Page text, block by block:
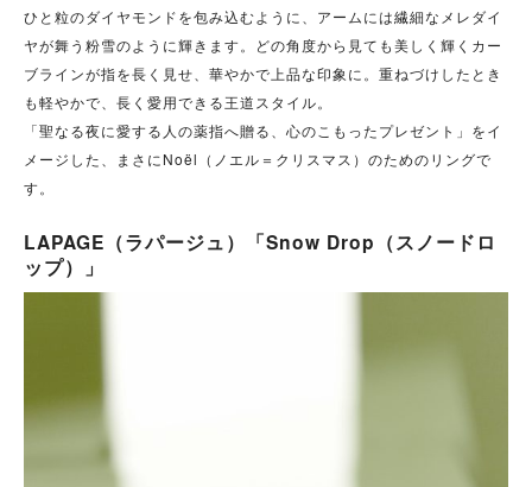
ひと粒のダイヤモンドを包み込むように、アームには繊細なメレダイ
ヤが舞う粉雪のように輝きます。どの角度から見ても美しく輝くカー
ブラインが指を長く見せ、華やかで上品な印象に。重ねづけしたとき
も軽やかで、長く愛用できる王道スタイル。
「聖なる夜に愛する人の薬指へ贈る、心のこもったプレゼント」をイ
メージした、まさにNoël（ノエル＝クリスマス）のためのリングで
す。
LAPAGE（ラパージュ）「Snow Drop（スノードロ
ップ）」